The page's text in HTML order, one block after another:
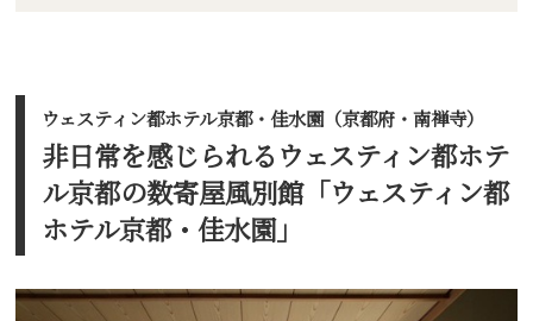
ウェスティン都ホテル京都・佳水園（京都府・南禅寺）
非日常を感じられるウェスティン都ホテ
ル京都の数寄屋風別館「ウェスティン都
ホテル京都・佳水園」